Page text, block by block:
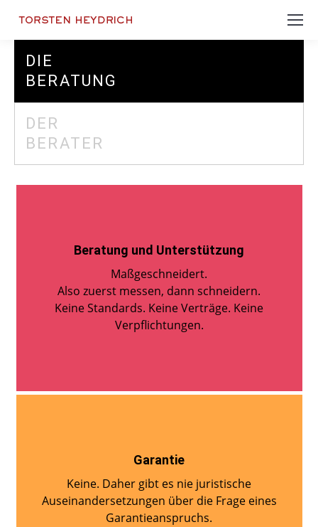
DIE
BERATUNG
DER
BERATER
Beratung und Unterstützung
Maßgeschneidert.
Also zuerst messen, dann schneidern.
Keine Standards. Keine Verträge. Keine
Verpflichtungen.
Garantie
Keine. Daher gibt es nie juristische
Auseinandersetzungen über die Frage eines
Garantieanspruchs.